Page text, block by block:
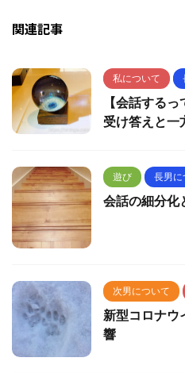
関連記事
私について
【会話する
受け答えと一
遊び 長男に
会話の細分化
次男について
新型コロナウ
響